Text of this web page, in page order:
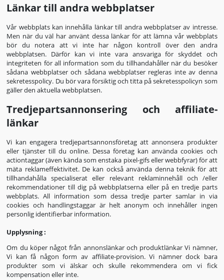
Länkar till andra webbplatser
Vår webbplats kan innehålla länkar till andra webbplatser av intresse.
Men när du väl har använt dessa länkar för att lämna vår webbplats
bör du notera att vi inte har någon kontroll över den andra
webbplatsen. Därför kan vi inte vara ansvariga för skyddet och
integriteten för all information som du tillhandahåller när du besöker
sådana webbplatser och sådana webbplatser regleras inte av denna
sekretesspolicy. Du bör vara försiktig och titta på sekretesspolicyn som
gäller den aktuella webbplatsen.
Tredjepartsannonsering och affiliate-
länkar
Vi kan engagera tredjepartsannonsföretag att annonsera produkter
eller tjänster till du online. Dessa företag kan använda cookies och
actiontaggar (även kända som enstaka pixel-gifs eller webbfyrar) för att
mäta reklameffektivitet. De kan också använda denna teknik för att
tillhandahålla specialiserat eller relevant reklaminnehåll och /eller
rekommendationer till dig på webbplatserna eller på en tredje parts
webbplats. All information som dessa tredje parter samlar in via
cookies och handlingstaggar är helt anonym och innehåller ingen
personlig identifierbar information.
Upplysning :
Om du köper något från annonslänkar och produktlänkar Vi nämner,
Vi kan få någon form av affiliate-provision. Vi nämner dock bara
produkter som vi älskar och skulle rekommendera om vi fick
kompensation eller inte.